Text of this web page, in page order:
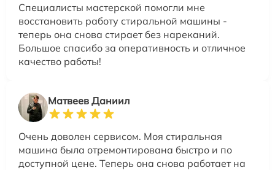
Специалисты мастерской помогли мне
восстановить работу стиральной машины -
теперь она снова стирает без нареканий.
Большое спасибо за оперативность и отличное
качество работы!
Матвеев Даниил
Очень доволен сервисом. Моя стиральная
машина была отремонтирована быстро и по
доступной цене. Теперь она снова работает на